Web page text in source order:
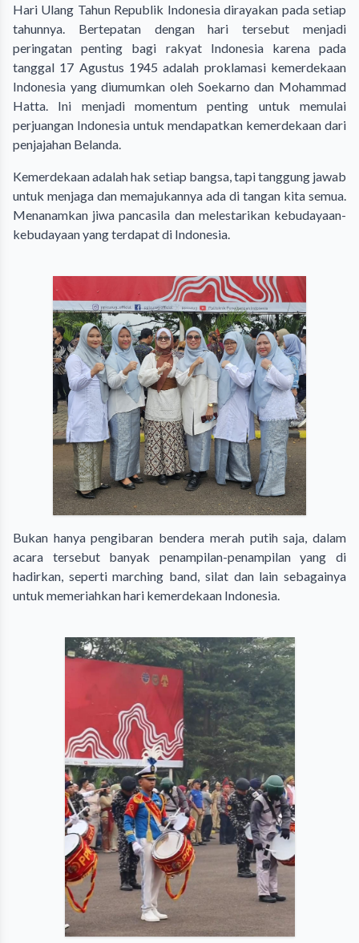
Hari Ulang Tahun Republik Indonesia dirayakan pada setiap
tahunnya. Bertepatan dengan hari tersebut menjadi
peringatan penting bagi rakyat Indonesia karena pada
tanggal 17 Agustus 1945 adalah proklamasi kemerdekaan
Indonesia yang diumumkan oleh Soekarno dan Mohammad
Hatta. Ini menjadi momentum penting untuk memulai
perjuangan Indonesia untuk mendapatkan kemerdekaan dari
penjajahan Belanda.
Kemerdekaan adalah hak setiap bangsa, tapi tanggung jawab
untuk menjaga dan memajukannya ada di tangan kita semua.
Menanamkan jiwa pancasila dan melestarikan kebudayaan-
kebudayaan yang terdapat di Indonesia.
Bukan hanya pengibaran bendera merah putih saja, dalam
acara tersebut banyak penampilan-penampilan yang di
hadirkan, seperti marching band, silat dan lain sebagainya
untuk memeriahkan hari kemerdekaan Indonesia.